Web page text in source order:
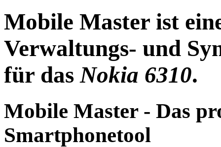
Mobile Master ist
Verwaltungs- und
für dasNokia 6310.
Mobile Master - Das
Smartphonetool